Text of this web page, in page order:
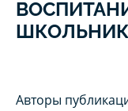
Авторы